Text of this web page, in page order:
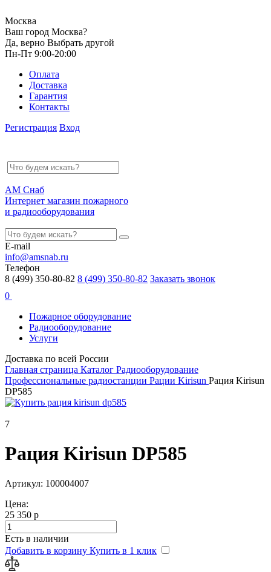
Москва
Ваш город Москва?
Да, верно Выбрать другой
Пн-Пт 9:00-20:00
Оплата
Доставка
Гарантия
Контакты
Регистрация Вход
АМ Снаб
Интернет магазин пожарного
и радиооборудования
E-mail
info@amsnab.ru
Телефон
8 (499) 350-80-82 8 (499) 350-80-82 Заказать звонок
0
Пожарное оборудование
Радиооборудование
Услуги
Доставка по всей России
Главная страница Каталог Радиооборудование
Профессиональные радиостанции Рации Kirisun Рация Kirisun
DP585
7
Рация Kirisun DP585
Артикул: 100004007
Цена:
25 350 р
Есть в наличии
Добавить в корзину Купить в 1 клик